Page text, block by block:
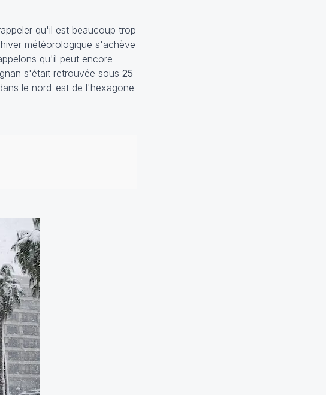
qu'il est beaucoup trop
météorologique s'achève
qu'il peut encore
s'était retrouvée sous 25
le nord-est de l'hexagone